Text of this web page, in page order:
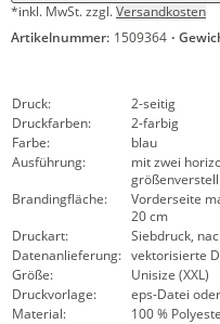
*inkl. MwSt. zzgl.Versandkosten
Artikelnummer: 1509364 ·
Druck:
2-seitig
Druckfarben:
2-farbig
Farbe:
blau
Ausführung:
mit zwei
Brandingfläche:
Vorderseite
20 cm
Druckart:
Siebdruck,
Datenanlieferung: vektorisierte
Größe:
Unisize (XXL)
Druckvorlage:
eps-Datei
Material:
100 %